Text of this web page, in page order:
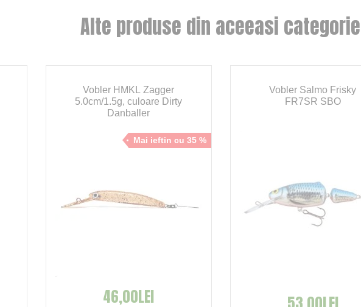
Alte produse din aceeasi categorie
Vobler HMKL Zagger
5.0cm/1.5g, culoare Dirty
Danballer
Mai ieftin cu 35 %
46,00LEI
Vobler Salmo Frisky
FR7SR SBO